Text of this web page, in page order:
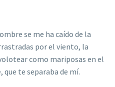
se me ha caído de la
por el viento, la
como mariposas en el
que te separaba de mí.